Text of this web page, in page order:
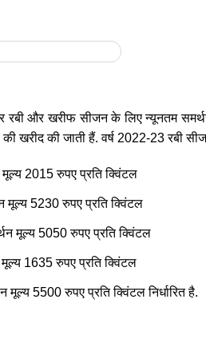
और खरीफ सीजन के लिए न्यूनतम
की खरीद की जाती हैं. वर्ष 2022-23 रबी
2015 रुपए प्रति क्विंटल
मूल्य 5230 रुपए प्रति क्विंटल
मूल्य 5050 रुपए प्रति क्विंटल
1635 रुपए प्रति क्विंटल
मूल्य 5500 रुपए प्रति क्विंटल निर्धारित है.